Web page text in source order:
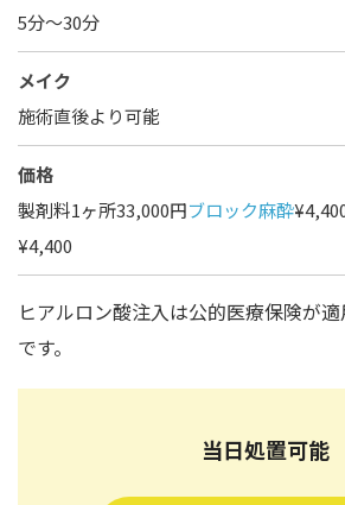
5分～30分
メイク
施術直後より可能
価格
製剤料1ヶ所33,000円ブロック麻酔
¥4,400
ヒアルロン酸注入は公的医療保険が
です。
当日処置可能